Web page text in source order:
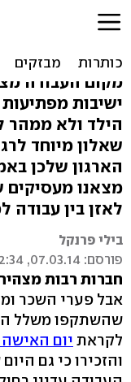
בדקו:
העסקת
מקום העבודה
ישיבות
הילד ולא ממהר
שאלון מיוחד
הארגון שלכן
מצאנו
לאזן בין
בילי פרנקל
פורסם: 07.03.14, 12:34
חברות רבות
אבל פערי השכר
שהשתקפו משלל
לקראת יום האישה
והזכירו כי גם